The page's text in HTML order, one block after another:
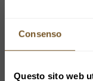
Consenso
Questo sito web